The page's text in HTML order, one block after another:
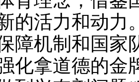
的活力和动力
障机制和国家
化拿道德的金